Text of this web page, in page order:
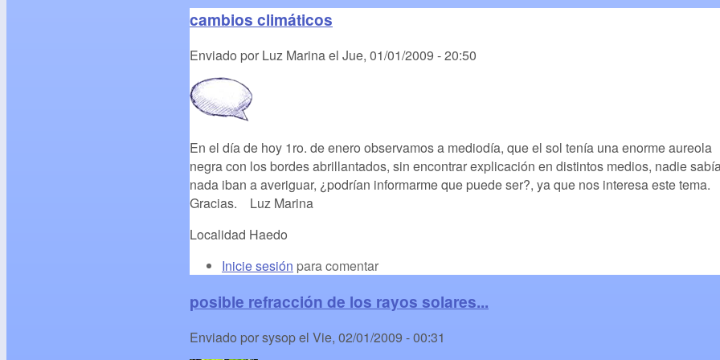
cambios climáticos
Enviado por Luz Marinael Jue, 01/01/2009 - 20:50
En el día de hoy 1ro. de enero observamos a mediodía, que el sol tenía una enorme aureola
negra con los bordes abrillantados, sin encontrar explicación en distintos medios, nadie
nada iban a averiguar, ¿podrían informarme que puede ser?, ya que nos interesa este tema.
Gracias. Luz Marina
Localidad Haedo
Inicie sesión para comentar
posible refracción de los rayos solares...
Enviado porsysopel Vie, 02/01/2009 - 00:31